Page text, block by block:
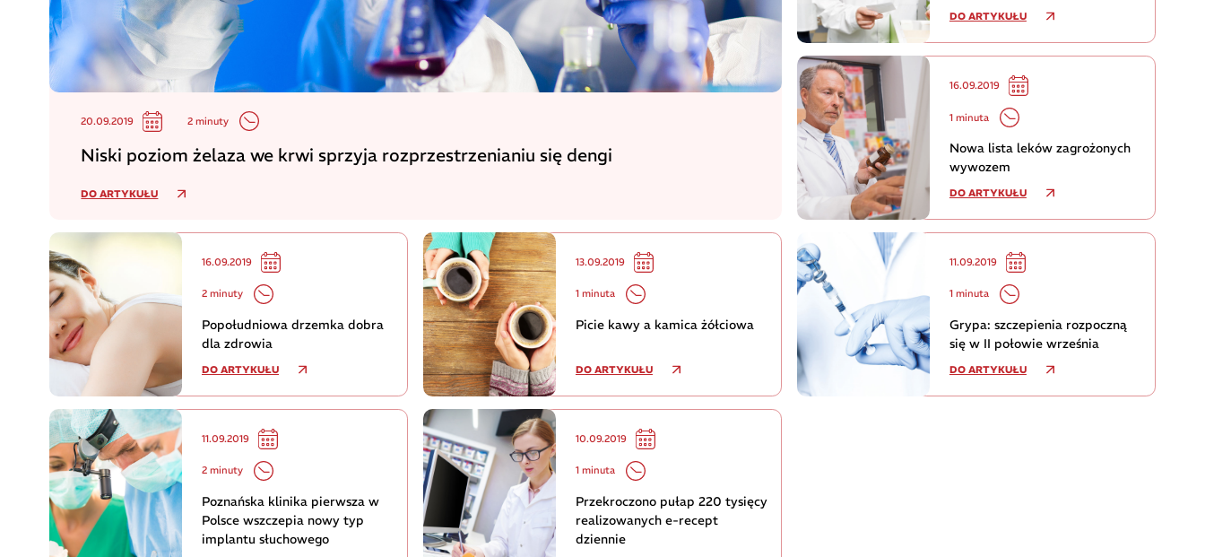
20.09.2019 2 minuty
Niski poziom żelaza we krwi sprzyja rozprzestrzenianiu się dengi
DO ARTYKUŁU
DO ARTYKUŁU
16.09.2019
1 minuta
Nowa lista leków zagrożonych
wywozem
DO ARTYKUŁU
16.09.2019
2 minuty
Popołudniowa drzemka dobra
dla zdrowia
DO ARTYKUŁU
13.09.2019
1 minuta
Picie kawy a kamica żółciowa
DO ARTYKUŁU
11.09.2019
1 minuta
Grypa: szczepienia rozpoczną
się w II połowie września
DO ARTYKUŁU
11.09.2019
2 minuty
Poznańska klinika pierwsza w
Polsce wszczepia nowy typ
implantu słuchowego
10.09.2019
1 minuta
Przekroczono pułap 220 tysięcy
realizowanych e-recept
dziennie